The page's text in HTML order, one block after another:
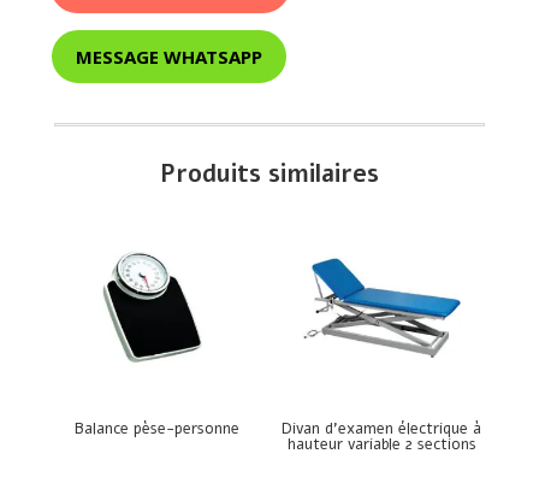
MESSAGE WHATSAPP
Produits similaires
Balance pèse-personne Divan d’examen électrique à
hauteur variable 2 sections